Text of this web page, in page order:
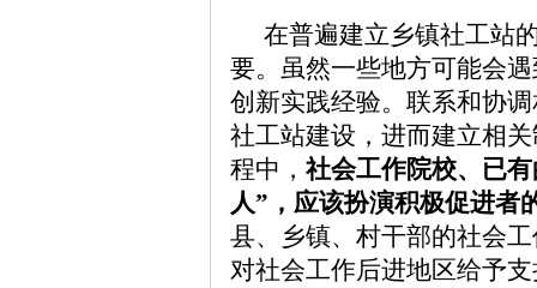
在普遍建立乡镇社工站
要。虽然一些地方可能会
创新实践经验。联系和协
社工站建设，进而建立相
程中， 社会工作院校、已
人”，应该扮演积极促进者
县、乡镇、村干部的社会
对社会工作后进地区给予